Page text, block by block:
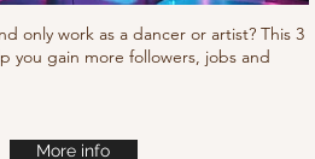
only work as a dancer or artist? This 3
you gain more followers, jobs and
More info